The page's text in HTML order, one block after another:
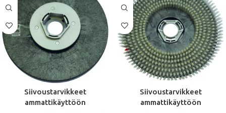
Siivoustarvikkeet
ammattikäyttöön
Siivoustarvikkeet
ammattikäyttöön